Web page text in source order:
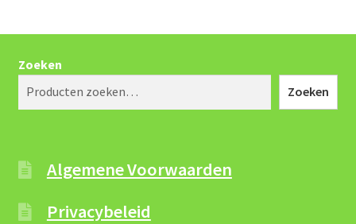
Zoeken
Zoeken
Algemene Voorwaarden
Privacybeleid